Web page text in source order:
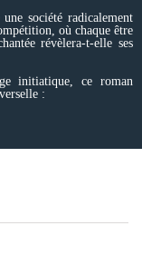
société radicalement
où chaque être
révèlera-t-elle ses
initiatique, ce roman
: